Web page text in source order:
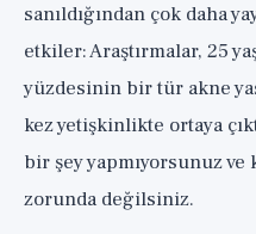
Beslenme ve
Gerçekte Ne
Şiddetli Kistik
Tamamen Dürüstçe
Kontrolünde)
sanıldığından çok daha
etkiler: Araştırmalar, 25
yüzdesinin bir tür akne
kez yetişkinlikte ortaya
bir şey yapmıyorsunuz
zorunda değilsiniz.